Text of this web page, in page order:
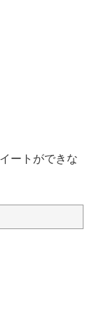
ートができな